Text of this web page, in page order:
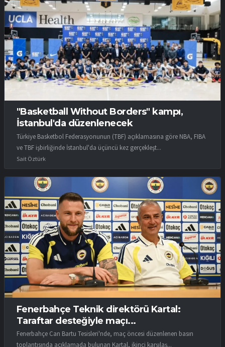
"Basketball Without Borders" kampı,
İstanbul'da düzenlenecek
Türkiye Basketbol Federasyonunun (TBF) açıklamasına göre NBA, FIBA
ve TBF işbirliğinde İstanbul'da üçüncü kez gerçekleşt...
Sait Öztürk
Fenerbahçe Teknik direktörü Kartal:
Taraftar desteğiyle maçı...
Fenerbahçe Can Bartu Tesisleri'nde, maç öncesi düzenlenen basın
toplantısında açıklamada bulunan Kartal, ikinci karşılaş...